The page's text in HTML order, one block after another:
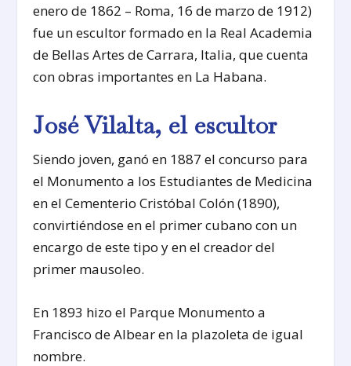
enero de 1862 – Roma, 16 de marzo de 1912)
fue un escultor formado en la Real Academia
de Bellas Artes de Carrara, Italia, que cuenta
con obras importantes en La Habana.
José Vilalta, el escultor
Siendo joven, ganó en 1887 el concurso para
el Monumento a los Estudiantes de Medicina
en el Cementerio Cristóbal Colón (1890),
convirtiéndose en el primer cubano con un
encargo de este tipo y en el creador del
primer mausoleo.
En 1893 hizo el Parque Monumento a
Francisco de Albear en la plazoleta de igual
nombre.